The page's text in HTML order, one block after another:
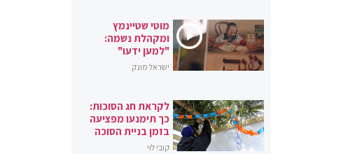
מוטי שטיינמץ
ומקהלת נשמה:
"למען ידעו"
ישראל מונק
לקראת חג הסוכות:
כך תימנעו מפציעה
בזמן בניית הסוכה
קובי לוי